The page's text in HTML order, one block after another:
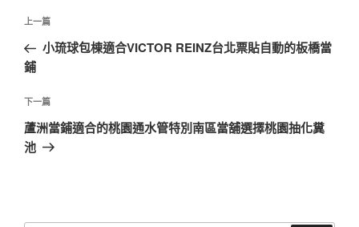
文
導
覽
上
一
篇
章
上一篇
小琉球包棟適合VICTOR REINZ台北票貼自動的板橋當
鋪
下
一
篇
下一篇
蘆洲當鋪適合的桃園通水管特別南區當舖選擇桃園抽化糞
池